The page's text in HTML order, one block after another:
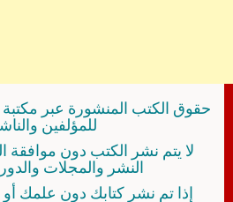
حقوق الكتب المنشورة عبر
للمؤلفين
لا يتم نشر الكتب دون
النشر والمجلات
إذا تم نشر كتابك دون علمك أو